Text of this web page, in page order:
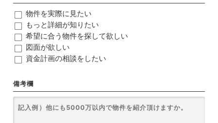
物件を実際に見たい
もっと詳細が知りたい
希望に合う物件を探して欲しい
図面が欲しい
資金計画の相談をしたい
備考欄